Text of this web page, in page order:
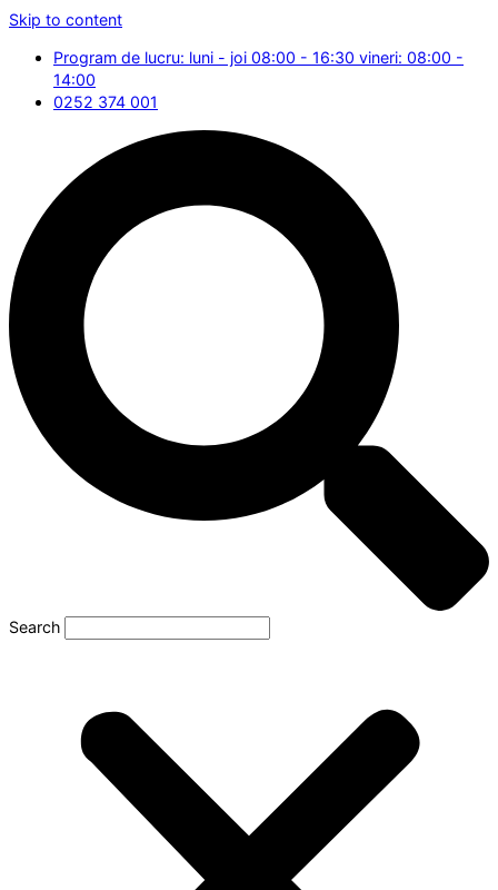
Skip to content
Program de lucru: luni - joi 08:00 - 16:30 vineri: 08:00 -
14:00
0252 374 001
Search